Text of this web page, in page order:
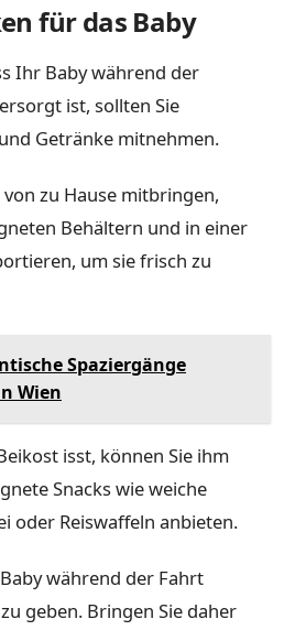
für das Baby
Ihr Baby während der
ist, sollten Sie
Getränke mitnehmen.
zu Hause mitbringen,
Behältern und in einer
um sie frisch zu
Spaziergänge
Wien
isst, können Sie ihm
Snacks wie weiche
oder Reiswaffeln anbieten.
während der Fahrt
geben. Bringen Sie daher